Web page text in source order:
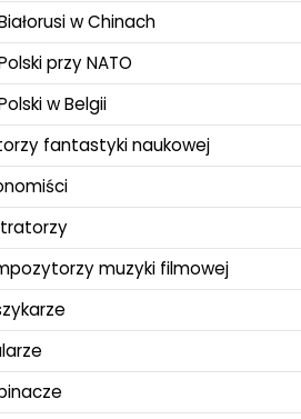
w Chinach
przy NATO
w Belgii
fantastyki naukowej
muzyki filmowej